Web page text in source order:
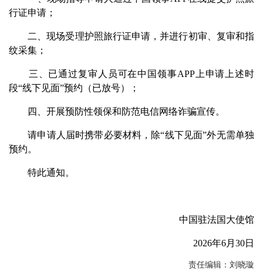
行证申请；
二、现场受理护照旅行证申请，并进行初审、复审和指
纹采集；
三、已通过复审人员可在中国领事APP上申请上述时
段“线下见面”预约（已放号）；
四、开展预防性领保和防范电信网络诈骗宣传。
请申请人届时携带必要材料，除“线下见面”外无需单独
预约。
特此通知。
中国驻法国大使馆
2026年6月30日
责任编辑：刘晓璇